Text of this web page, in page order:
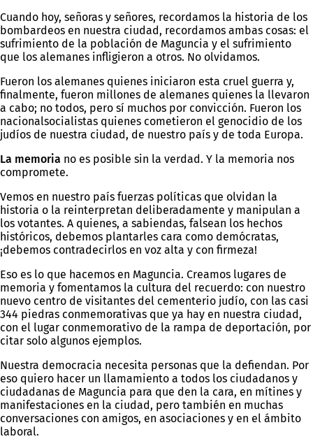
Cuando hoy, señoras y señores, recordamos la historia de los
bombardeos en nuestra ciudad, recordamos ambas cosas: el
sufrimiento de la población de Maguncia y el sufrimiento
que los alemanes infligieron a otros. No olvidamos.
Fueron los alemanes quienes iniciaron esta cruel guerra y,
finalmente, fueron millones de alemanes quienes la llevaron
a cabo; no todos, pero sí muchos por convicción. Fueron los
nacionalsocialistas quienes cometieron el genocidio de los
judíos de nuestra ciudad, de nuestro país y de toda Europa.
La memoria no es posible sin la verdad. Y la memoria nos
compromete.
Vemos en nuestro país fuerzas políticas que olvidan la
historia o la reinterpretan deliberadamente y manipulan a
los votantes. A quienes, a sabiendas, falsean los hechos
históricos, debemos plantarles cara como demócratas,
¡debemos contradecirlos en voz alta y con firmeza!
Eso es lo que hacemos en Maguncia. Creamos lugares de
memoria y fomentamos la cultura del recuerdo: con nuestro
nuevo centro de visitantes del cementerio judío, con las casi
344 piedras conmemorativas que ya hay en nuestra ciudad,
con el lugar conmemorativo de la rampa de deportación, por
citar solo algunos ejemplos.
Nuestra democracia necesita personas que la defiendan. Por
eso quiero hacer un llamamiento a todos los ciudadanos y
ciudadanas de Maguncia para que den la cara, en mítines y
manifestaciones en la ciudad, pero también en muchas
conversaciones con amigos, en asociaciones y en el ámbito
laboral.